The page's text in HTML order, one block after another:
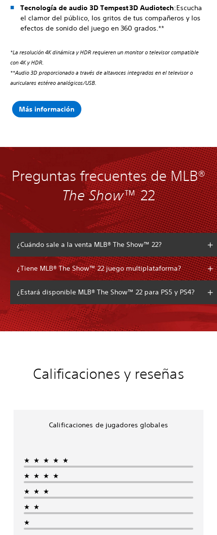
Tecnología de audio 3D Tempest 3D Audiotech:Escucha
el clamor del público, los gritos de tus compañeros y los
efectos de sonido del juego en 360 grados.**
*La resolución 4K dinámica y HDR requieren un monitor o televisor compatible
con 4K y HDR.
**Audio 3D proporcionado a través de altavoces integrados en el televisor o
auriculares estéreo analógicos/USB.
Más información
Preguntas frecuentes de MLB®
The Show™ 22
¿Cuándo sale a la venta MLB® The Show™ 22?
¿Tiene MLB® The Show™ 22 juego multiplataforma?
¿Estará disponible MLB® The Show™ 22 para PS5 y PS4?
Calificaciones y reseñas
Calificaciones de jugadores globales
★★★★★
★★★★
★★★
★★
★